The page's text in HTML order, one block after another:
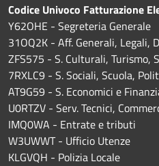
Codice Univoco Fatturazione
Y62OHE - Segreteria Generale
31OQ2K - Aff. Generali, Legali,
ZFS575 - S. Culturali, Turismo,
7RXLC9 - S. Sociali, Scuola,
AT9G59 - S. Economici e
U0RTZV - Serv. Tecnici,
IMQ0WA - Entrate e tributi
W3UWWT - Ufficio Utenze
KLGVQH - Polizia Locale